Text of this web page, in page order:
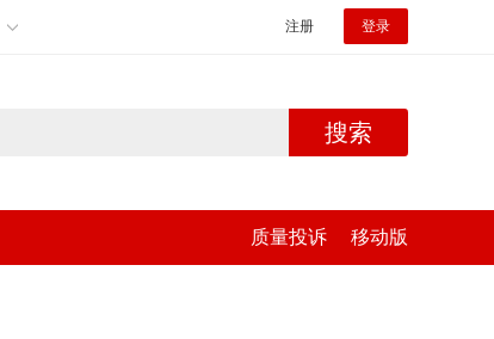
注册 登录
搜索
质量投诉 移动版